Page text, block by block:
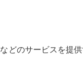
どのサービスを提